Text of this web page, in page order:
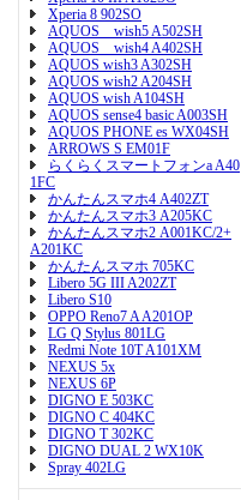
Xperia 8 902SO
AQUOS wish5 A502SH
AQUOS wish4 A402SH
AQUOS wish3 A302SH
AQUOS wish2 A204SH
AQUOS wish A104SH
AQUOS sense4 basic A003SH
AQUOS PHONE es WX04SH
ARROWS S EM01F
らくらくスマートフォンa A40
1FC
かんたんスマホ4 A402ZT
かんたんスマホ3 A205KC
かんたんスマホ2 A001KC/2+
A201KC
かんたんスマホ 705KC
Libero 5G III A202ZT
Libero S10
OPPO Reno7 A A201OP
LG Q Stylus 801LG
Redmi Note 10T A101XM
NEXUS 5x
NEXUS 6P
DIGNO E 503KC
DIGNO C 404KC
DIGNO T 302KC
DIGNO DUAL 2 WX10K
Spray 402LG